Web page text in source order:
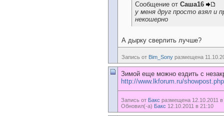
Сообщение от Саша16
у меня друг просто взял и
некошерно
А дырку сверлить лучше?
Запись от Bim_Sony размещена
Зимой еще можно ездить с
http://www.lkforum.ru/
Запись от Бакс размещена 12.10.2011 в
Обновил(-а) Бакс 12.10.2011 в 21:10